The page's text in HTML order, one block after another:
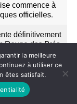
commence à
officielles.
définitivement
Rouge des Prés
de la race
de
pratiquement
la meilleure
à utiliser ce
êtes satisfait.